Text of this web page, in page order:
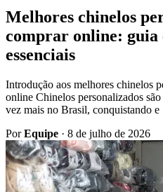
Melhores chinelos
comprar online: guia
essenciais
Introdução aos melhores chinelos
online Chinelos personalizados
vez mais no Brasil, conquistando e
PorEquipe · 8 de julho de 2026